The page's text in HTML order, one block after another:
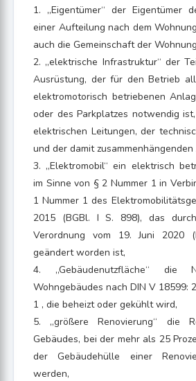
1. „Eigentümer“ der Eigentümer
einer Aufteilung nach dem
auch die Gemeinschaft der
2. „elektrische Infrastruktur“ der
Ausrüstung, der für den Betrieb
elektromotorisch betriebenen
oder des Parkplatzes notwendig
elektrischen Leitungen, der
und der damit
3. „Elektromobil“ ein elektrisch
im Sinne von § 2 Nummer 1 in
1 Nummer 1 des
2015 (BGBl. I S. 898), das
Verordnung vom 19. Juni 2020
geändert worden ist,
4. „Gebäudenutzfläche“ die
Wohngebäudes nach DIN V 18599:
1 , die beheizt oder gekühlt wird,
5. „größere Renovierung“ die
Gebäudes, bei der mehr als 25
der Gebäudehülle einer
werden,